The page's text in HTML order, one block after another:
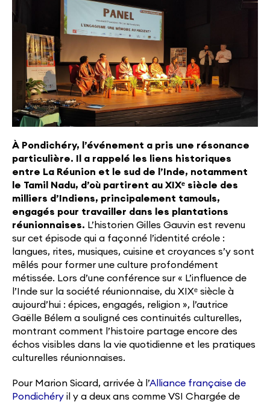
À Pondichéry, l’événement a pris une résonance
particulière. Il a rappelé les liens historiques
entre La Réunion et le sud de l’Inde, notamment
le Tamil Nadu, d’où partirent au XIXᵉ siècle des
milliers d’Indiens, principalement tamouls,
engagés pour travailler dans les plantations
réunionnaises. L’historien Gilles Gauvin est revenu
sur cet épisode qui a façonné l’identité créole :
langues, rites, musiques, cuisine et croyances s’y sont
mêlés pour former une culture profondément
métissée. Lors d’une conférence sur « L’influence de
l’Inde sur la société réunionnaise, du XIXᵉ siècle à
aujourd’hui : épices, engagés, religion », l’autrice
Gaëlle Bélem a souligné ces continuités culturelles,
montrant comment l’histoire partage encore des
échos visibles dans la vie quotidienne et les pratiques
culturelles réunionnaises.
Pour Marion Sicard, arrivée à l’Alliance française de
Pondichéry il y a deux ans comme VSI Chargée de